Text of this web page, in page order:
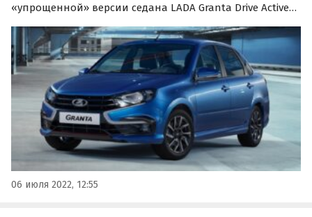
«упрощенной» версии седана LADA Granta Drive Active
исполнения без ABS и подушек безопасности
составляет 804 900 рублей (без учета скидки 20 тыс.
рублей по…
06 июля 2022, 12:55